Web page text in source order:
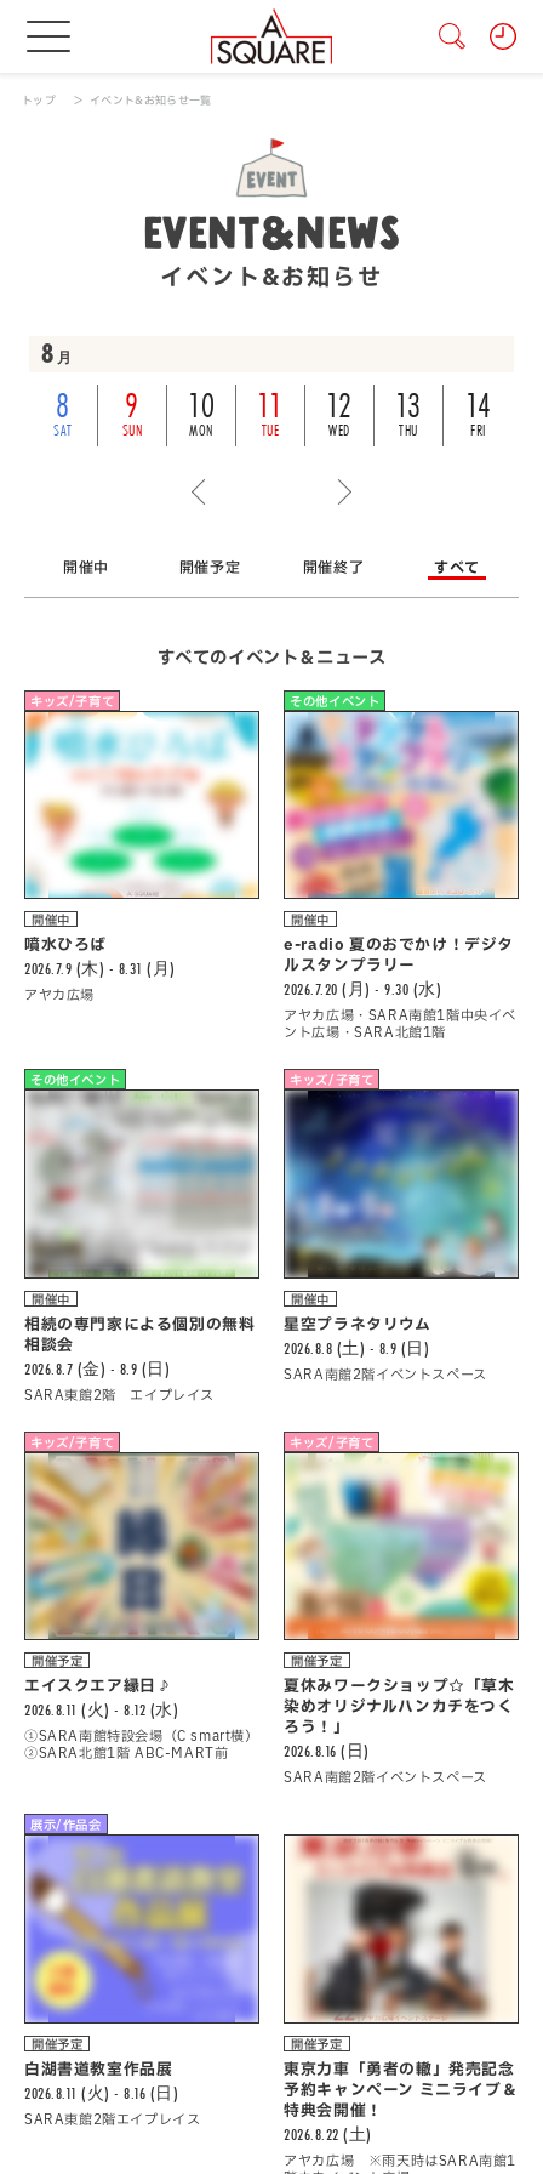
トップ イベント&お知らせ一覧
EVENT&NEWS
イベント&お知らせ
8 月
8
SAT
9
SUN
10
MON
11
TUE
12
WED
13
THU
14
FRI
開催中 開催予定 開催終了 すべて
すべてのイベント＆ニュース
キッズ/子育て
開催中
噴水ひろば
2026.7.9 (木) - 8.31 (月)
アヤカ広場
その他イベント
開催中
e-radio 夏のおでかけ！デジタ
ルスタンプラリー
2026.7.20 (月) - 9.30 (水)
アヤカ広場・SARA南館1階中央イベ
ント広場・SARA北館1階
その他イベント
開催中
相続の専門家による個別の無料
相談会
2026.8.7 (金) - 8.9 (日)
SARA東館2階 エイプレイス
キッズ/子育て
開催中
星空プラネタリウム
2026.8.8 (土) - 8.9 (日)
SARA南館2階イベントスペース
キッズ/子育て
開催予定
エイスクエア縁日♪
2026.8.11 (火) - 8.12 (水)
①SARA南館特設会場（C smart横）
②SARA北館1階 ABC-MART前
キッズ/子育て
開催予定
夏休みワークショップ☆「草木
染めオリジナルハンカチをつく
ろう！」
2026.8.16 (日)
SARA南館2階イベントスペース
展示/作品会
開催予定
白湖書道教室作品展
2026.8.11 (火) - 8.16 (日)
SARA東館2階エイプレイス
開催予定
東京力車「勇者の轍」発売記念
予約キャンペーン ミニライブ＆
特典会開催！
2026.8.22 (土)
アヤカ広場 ※雨天時はSARA南館1